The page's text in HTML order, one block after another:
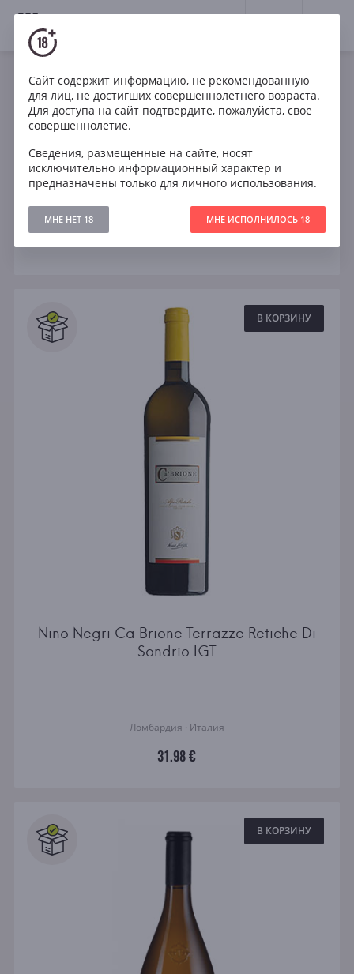
18+
Италия Кабирне Совиньон Шардоне
Санджовезе Сухое
Фильтры
Все В КОРЗИНУ
Nino Negri Ca Brione Terrazze Retiche Di
Sondrio IGT
Ломбардия · Италия
31.98 €
В КОРЗИНУ
Сайт содержит информацию, не рекомендованную
для лиц, не достигших совершеннолетнего возраста.
Для доступа на сайт подтвердите, пожалуйста, свое
совершеннолетие.
Сведения, размещенные на сайте, носят
исключительно информационный характер и
предназначены только для личного использования.
МНЕ НЕТ 18 МНЕ ИСПОЛНИЛОСЬ 18